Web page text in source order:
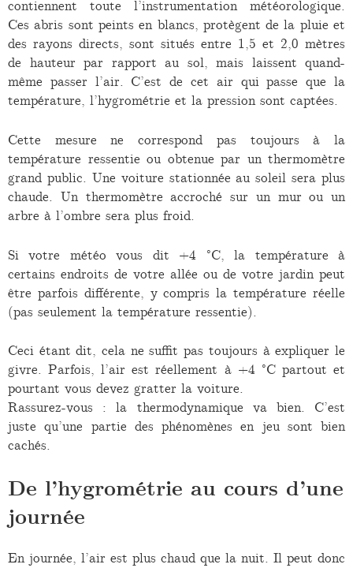
contiennent toute l’instrumentation météorologique.
Ces abris sont peints en blancs, protègent de la pluie et
des rayons directs, sont situés entre 1,5 et 2,0 mètres
de hauteur par rapport au sol, mais laissent quand-
même passer l’air. C’est de cet air qui passe que la
température, l’hygrométrie et la pression sont captées.
Cette mesure ne correspond pas toujours à la
température ressentie ou obtenue par un thermomètre
grand public. Une voiture stationnée au soleil sera plus
chaude. Un thermomètre accroché sur un mur ou un
arbre à l’ombre sera plus froid.
Si votre météo vous dit +4 °C, la température à
certains endroits de votre allée ou de votre jardin peut
être parfois différente, y compris la température réelle
(pas seulement la température ressentie).
Ceci étant dit, cela ne suffit pas toujours à expliquer le
givre. Parfois, l’air est réellement à +4 °C partout et
pourtant vous devez gratter la voiture.
Rassurez-vous : la thermodynamique va bien. C’est
juste qu’une partie des phénomènes en jeu sont bien
cachés.
De l’hygrométrie au cours d’une
journée
En journée, l’air est plus chaud que la nuit. Il peut donc